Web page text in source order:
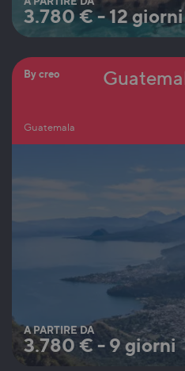
3.780 € - 12 giorni
By creo
Guatemala
A PARTIRE DA
3.780 € - 9 giorni